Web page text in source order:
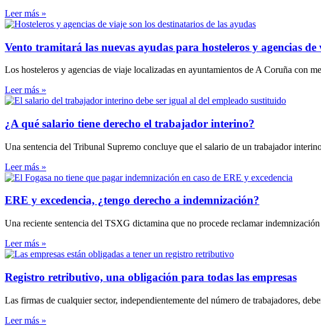
Leer más »
Vento tramitará las nuevas ayudas para hosteleros y agencias
Los hosteleros y agencias de viaje localizadas en ayuntamientos de A Coruña con
Leer más »
¿A qué salario tiene derecho el trabajador interino?
Una sentencia del Tribunal Supremo concluye que el salario de un trabajador
Leer más »
ERE y excedencia, ¿tengo derecho a indemnización?
Una reciente sentencia del TSXG dictamina que no procede reclamar
Leer más »
Registro retributivo, una obligación para todas las empresas
Las firmas de cualquier sector, independientemente del número de trabajadores,
Leer más »